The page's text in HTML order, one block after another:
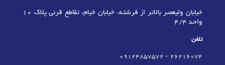
خیابان ولیعصر بالاتر از فرشته، خیابان خیام، تقاطع قرنی پلاک 10
واحد 4/4
تلفن
٢٦٢١٦٠٧٤ –
09124857572